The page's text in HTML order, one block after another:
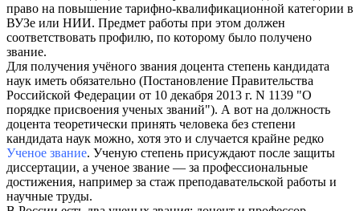
право на повышение тарифно-квалификационной категории в
ВУЗе или НИИ. Предмет работы при этом должен
соответствовать профилю, по которому было получено
звание.
Для получения учёного звания доцента степень кандидата
наук иметь обязательно (Постановление Правительства
Российской Федерации от 10 декабря 2013 г. N 1139 "О
порядке присвоения ученых званий"). А вот на должность
доцента теоретически принять человека без степени
кандидата наук можно, хотя это и случается крайне редко
Ученое звание. Ученую степень присуждают после защиты
диссертации, а ученое звание — за профессиональные
достижения, например за стаж преподавательской работы и
научные труды.